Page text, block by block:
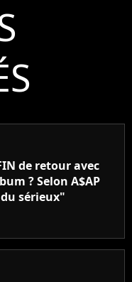
de retour avec
? Selon A$AP
sérieux"